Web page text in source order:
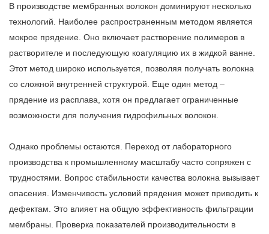
В производстве мембранных волокон доминируют несколько
технологий. Наиболее распространенным методом является
мокрое прядение. Оно включает растворение полимеров в
растворителе и последующую коагуляцию их в жидкой ванне.
Этот метод широко используется, позволяя получать волокна
со сложной внутренней структурой. Еще один метод –
прядение из расплава, хотя он предлагает ограниченные
возможности для получения гидрофильных волокон.
Однако проблемы остаются. Переход от лабораторного
производства к промышленному масштабу часто сопряжен с
трудностями. Вопрос стабильности качества волокна вызывает
опасения. Изменчивость условий прядения может приводить к
дефектам. Это влияет на общую эффективность фильтрации
мембраны. Проверка показателей производительности в